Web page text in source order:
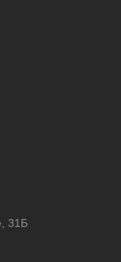
31Б